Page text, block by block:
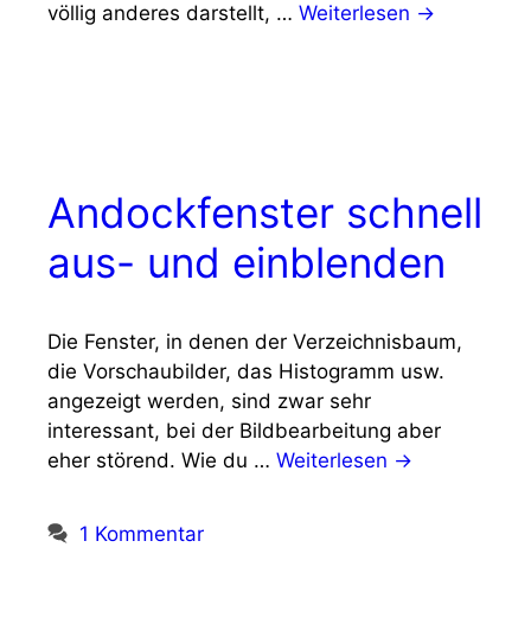
völlig anderes darstellt, … Weiterlesen →
Andockfenster schnell
aus- und einblenden
Die Fenster, in denen der Verzeichnisbaum,
die Vorschaubilder, das Histogramm usw.
angezeigt werden, sind zwar sehr
interessant, bei der Bildbearbeitung aber
eher störend. Wie du … Weiterlesen →
1 Kommentar